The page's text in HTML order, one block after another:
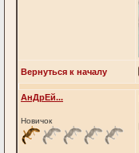
Вернуться к началу
АнДрЕй...
Новичок